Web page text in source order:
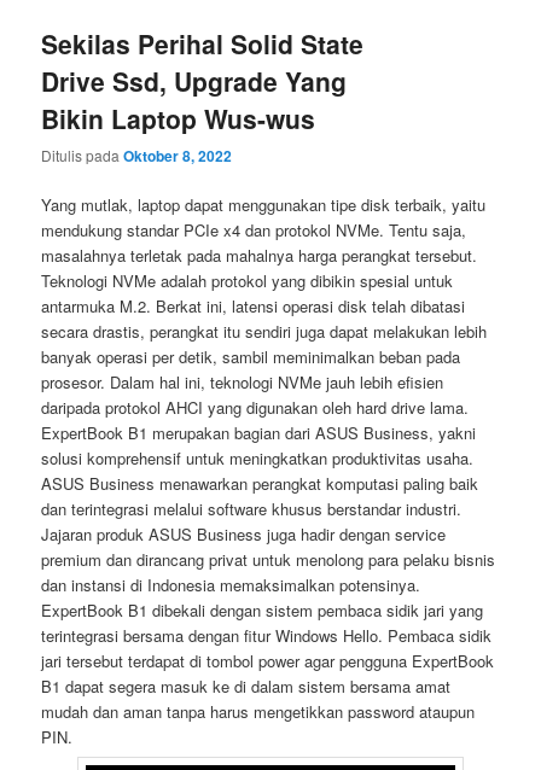
Sekilas Perihal Solid State
Drive Ssd, Upgrade Yang
Bikin Laptop Wus-wus
Ditulis padaOktober 8, 2022
Yang mutlak, laptop dapat menggunakan tipe disk terbaik, yaitu
mendukung standar PCIe x4 dan protokol NVMe. Tentu saja,
masalahnya terletak pada mahalnya harga perangkat tersebut.
Teknologi NVMe adalah protokol yang dibikin spesial untuk
antarmuka M.2. Berkat ini, latensi operasi disk telah dibatasi
secara drastis, perangkat itu sendiri juga dapat melakukan lebih
banyak operasi per detik, sambil meminimalkan beban pada
prosesor. Dalam hal ini, teknologi NVMe jauh lebih efisien
daripada protokol AHCI yang digunakan oleh hard drive lama.
ExpertBook B1 merupakan bagian dari ASUS Business, yakni
solusi komprehensif untuk meningkatkan produktivitas usaha.
ASUS Business menawarkan perangkat komputasi paling baik
dan terintegrasi melalui software khusus berstandar industri.
Jajaran produk ASUS Business juga hadir dengan service
premium dan dirancang privat untuk menolong para pelaku bisnis
dan instansi di Indonesia memaksimalkan potensinya.
ExpertBook B1 dibekali dengan sistem pembaca sidik jari yang
terintegrasi bersama dengan fitur Windows Hello. Pembaca sidik
jari tersebut terdapat di tombol power agar pengguna ExpertBook
B1 dapat segera masuk ke di dalam sistem bersama amat
mudah dan aman tanpa harus mengetikkan password ataupun
PIN.